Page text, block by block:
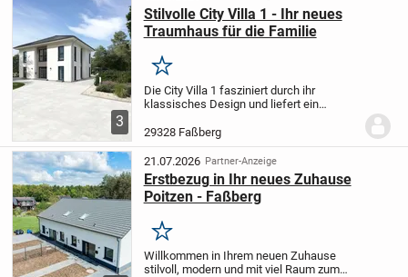
3
Stilvolle City Villa 1 - Ihr neues
Traumhaus für die Familie
Merken
Die City Villa 1 fasziniert durch ihr
klassisches Design und liefert ein
gehobenen Ansprüchen. Der großzügige
und lichtdurchflutete Wohn- und
Essbereich ist der...
29328 Faßberg
21.07.2026 Partner-Anzeige
Erstbezug in Ihr neues Zuhause
Poitzen - Faßberg
Merken
Willkommen in Ihrem neuen Zuhause
stilvoll, modern und mit viel Raum zum